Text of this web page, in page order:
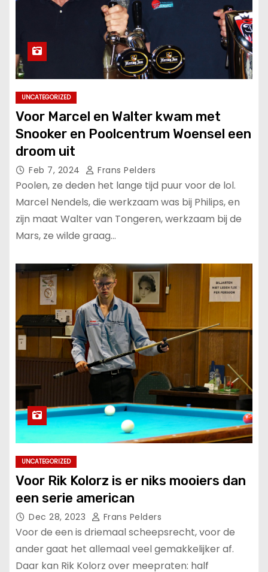
UNCATEGORIZED
Voor Marcel en Walter kwam met
Snooker en Poolcentrum Woensel een
droom uit
Feb 7, 2024 Frans Pelders
Poolen, ze deden het lange tijd puur voor de lol.
Marcel Nendels, die werkzaam was bij Philips, en
zijn maat Walter van Tongeren, werkzaam bij de
Mars, ze wilde graag…
UNCATEGORIZED
Voor Rik Kolorz is er niks mooiers dan
een serie american
Dec 28, 2023 Frans Pelders
Voor de een is driemaal scheepsrecht, voor de
ander gaat het allemaal veel gemakkelijker af.
Daar kan Rik Kolorz over meepraten: half